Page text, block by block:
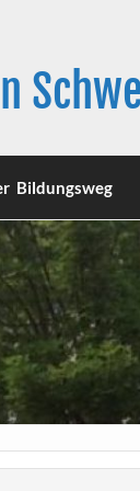
Bildungsweg